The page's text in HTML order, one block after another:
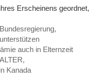
Erscheinens geordnet,
auch in Elternzeit
Kanada